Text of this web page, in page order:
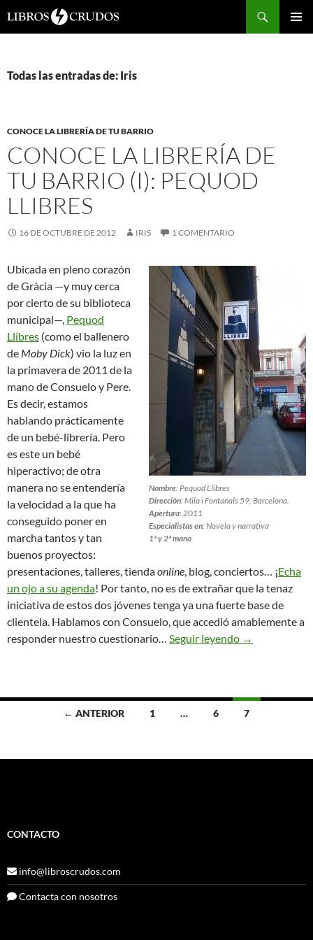
Todas las entradas de: Iris
CONOCE LA LIBRERÍA DE TU BARRIO
CONOCE LA LIBRERÍA DE
TU BARRIO (I): PEQUOD
LLIBRES
16 DE OCTUBRE DE 2012 IRIS 1 COMENTARIO
Nombre: Pequod Llibres
Dirección: Mila i Fontanals 59, Barcelona.
Apertura: 2011
Especialistas en: Novela y narrativa
1ª y 2ª mano
Ubicada en pleno corazón
de Gràcia —y muy cerca
por cierto de su biblioteca
municipal—, Pequod
Llibres (como el ballenero
de Moby Dick) vio la luz en
la primavera de 2011 de la
mano de Consuelo y Pere.
Es decir, estamos
hablando prácticamente
de un bebé-librería. Pero
es este un bebé
hiperactivo; de otra
manera no se entendería
la velocidad a la que ha
conseguido poner en
marcha tantos y tan
buenos proyectos:
presentaciones, talleres, tiendaonline, blog, conciertos… ¡Echa
un ojo a su agenda! Por tanto, no es de extrañar que la tenaz
iniciativa de estos dos jóvenes tenga ya una fuerte base de
clientela. Hablamos con Consuelo, que accedió amablemente a
responder nuestro cuestionario… Seguir leyendo Conoce la
→
las
← ANTERIOR 1 … 6 7
CONTACTO
info@libroscrudos.com
Contacta con nosotros